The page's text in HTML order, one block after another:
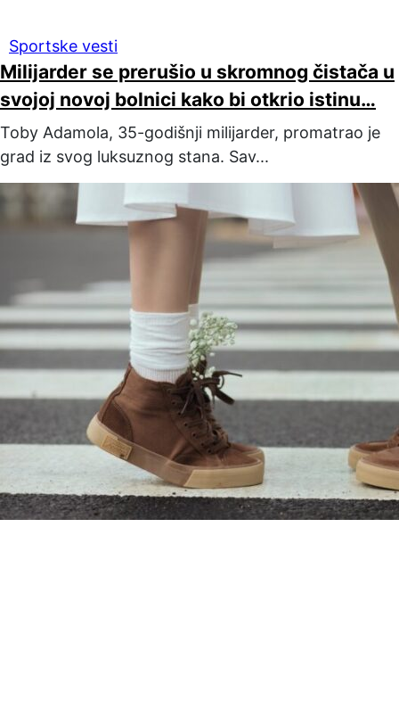
Sportske vesti
Milijarder se prerušio u skromnog čistača u
svojoj novoj bolnici kako bi otkrio istinu…
Toby Adamola, 35-godišnji milijarder, promatrao je
grad iz svog luksuznog stana. Sav...